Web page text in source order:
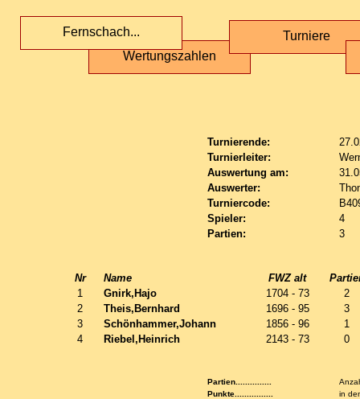
Wertungszahlen
Fernschach... Turniere
Turnierende:
Turnierleiter:
Auswertung am:
Auswerter:
Turniercode:
Spieler:
4
Partien:
3
Nr Name FWZ alt
1
Gnirk,Hajo 1704 - 73
2
2
Theis,Bernhard 1696 - 95
3
3
Schönhammer,Johann 1856 - 96
1
4
Riebel,Heinrich 2143 - 73 0
Partien...............
Punkte................
in